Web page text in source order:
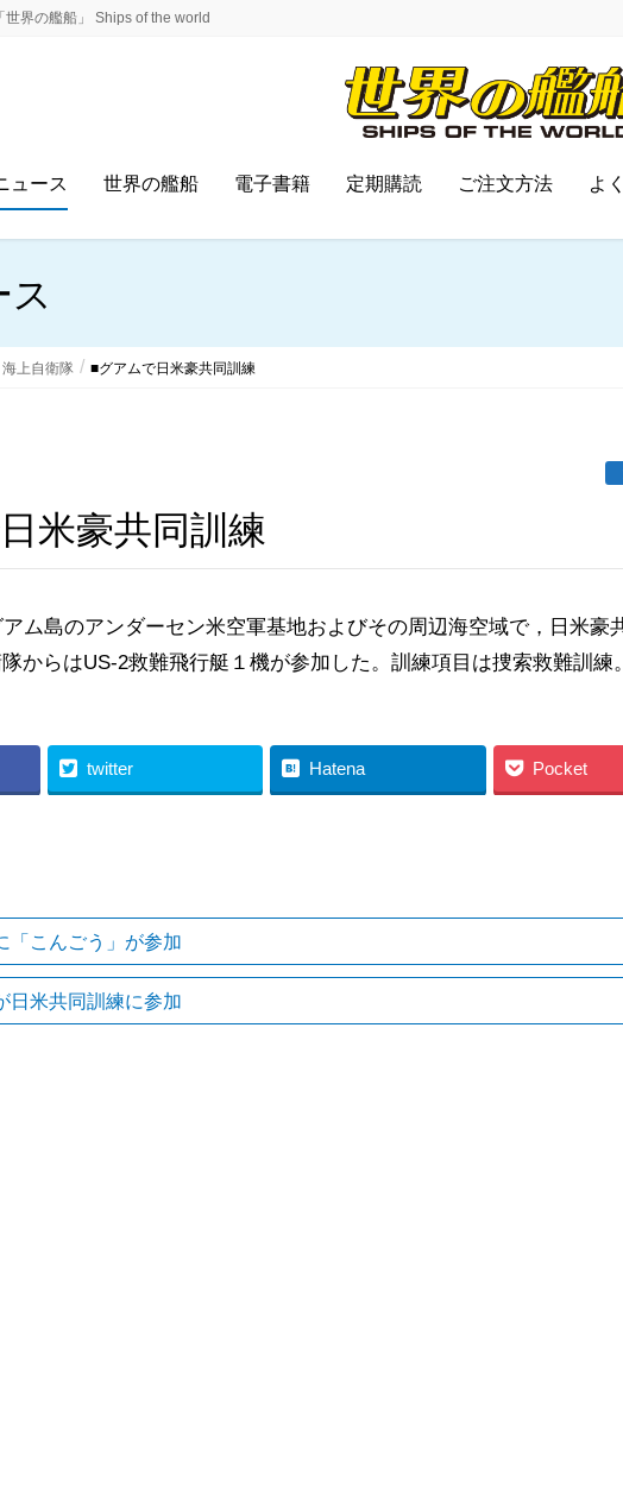
世界の艦船」 Ships of the world
ュース 世界の艦船 電子書籍 定期購読 ご注文方法 よ
ス
海上自衛隊 ■グアムで日米豪共同訓練
米豪共同訓練
ム島のアンダーセン米空軍基地およびその周辺海空域で，日米豪
からはUS-2救難飛行艇１機が参加した。訓練項目は捜索救難訓練。
twitter Hatena Pocket
「こんごう」が参加
日米共同訓練に参加